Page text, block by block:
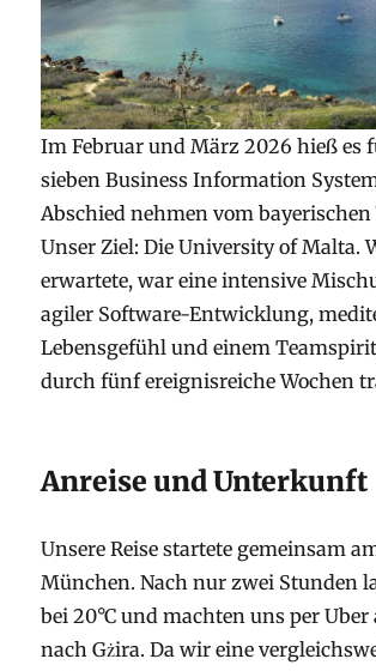
Im Februar und März 2026 hieß es
sieben Business Information
Abschied nehmen vom bayerischen
Unser Ziel: Die University of Malta.
erwartete, war eine intensive
agiler Software-Entwicklung,
Lebensgefühl und einem
durch fünf ereignisreiche Wochen
Anreise und Unterkunft
Unsere Reise startete gemeinsam
München. Nach nur zwei Stunden
bei 20°C und machten uns per Uber
nach Gżira. Da wir eine